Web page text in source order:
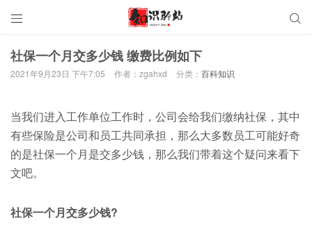
 
社保一个月交多少钱 缴费比例如下
2021年9月23日 下午7:05 作者：zgahxd 分类： 百科知识
当我们进入工作单位工作时，公司会给我们缴纳社保，其中
有些保险是公司和员工共同承担，那么大多数员工可能好奇
的是社保一个月是交多少钱，那么我们带着这个疑问来看下
文吧。
社保一个月交多少钱?